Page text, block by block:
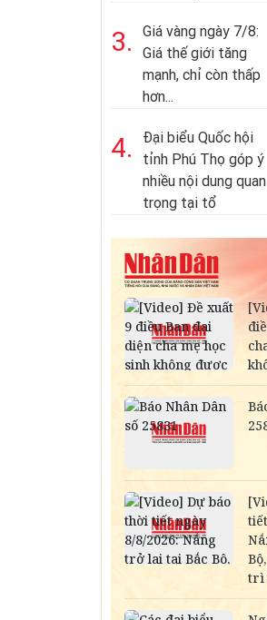
3.
Giá vàng ngày 7/8:
Giá thế giới tăng
mạnh, chỉ còn thấp
hơn...
4.
Đại biểu Quốc hội
tỉnh Phú Thọ góp ý
nhiều nội dung quan
trọng tại tổ